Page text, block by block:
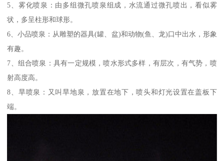
5、雾化喷泉：由多组微孔喷泉组成，水流通过微孔喷出，看似雾
状，多呈柱形和球形。
6、小品喷泉：从雕塑的器具(罐、盆)和动物(鱼、龙)口中出水，形象
有趣。
7、组合喷泉：具有一定规模，喷水形式多样，有层次，有气势，喷
射高度高。
8、旱喷泉：又叫旱地泉，放置在地下，喷头和灯光设置在盖板下
端。